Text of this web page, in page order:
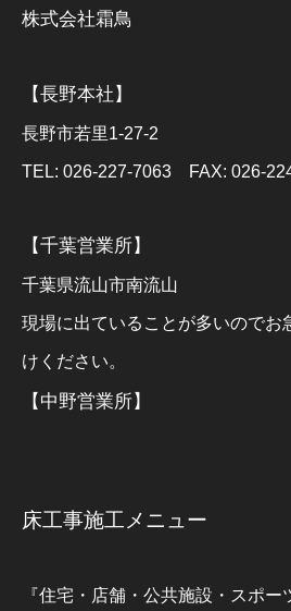
株式会社霜鳥
【長野本社】
長野市若里1-27-2
TEL: 026-227-7063 FAX: 026-
【千葉営業所】
千葉県流山市南流山
現場に出ていることが多いのでお
けください。
【中野営業所】
床工事施工メニュー
『住宅・店舗・公共施設・スポ